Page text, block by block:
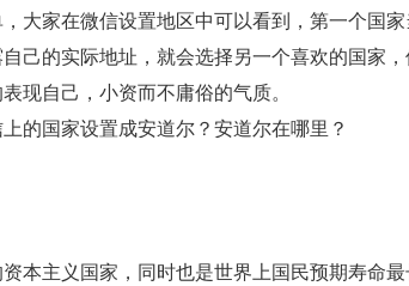
大家在微信设置地区中可以看到，第一个国
己的实际地址，就会选择另一个喜欢的国家
现自己，小资而不庸俗的气质。
本主义国家，同时也是世界上国民预期寿命